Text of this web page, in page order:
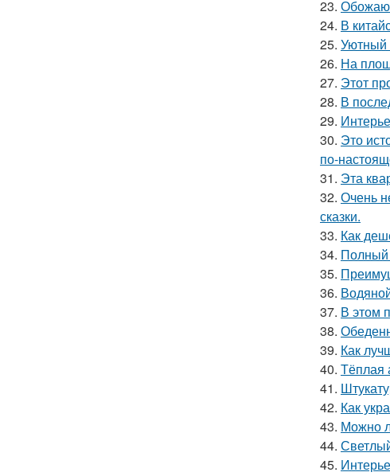
23. Обожаю
24. В
25. Уютный
26. На
27. Этот
28. В
29.
30. Это
по-
31. Эта
32. Очень
сказки.
33. Как
34. Полный
35.
36.
37. В этом
38.
39. Как
40. Тёплая
41.
42. Как
43. Можно
44.
45.